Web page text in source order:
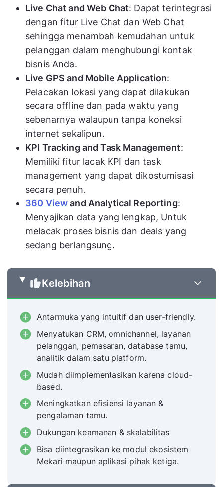
Live Chat and Web Chat: Dapat terintegrasi
dengan fitur Live Chat dan Web Chat
sehingga menambah kemudahan untuk
pelanggan dalam menghubungi kontak
bisnis Anda.
Live GPS and Mobile Application:
Pelacakan lokasi yang dapat dilakukan
secara offline dan pada waktu yang
sebenarnya walaupun tanpa koneksi
internet sekalipun.
KPI Tracking and Task Management:
Memiliki fitur lacak KPI dan task
management yang dapat dikostumisasi
secara penuh.
360 Viewand Analytical Reporting:
Menyajikan data yang lengkap, Untuk
melacak proses bisnis dan deals yang
sedang berlangsung.
Kelebihan
Antarmuka yang intuitif dan user-friendly.
Menyatukan CRM, omnichannel, layanan
pelanggan, pemasaran, database tamu,
analitik dalam satu platform.
Mudah diimplementasikan karena cloud-
based.
Meningkatkan efisiensi layanan &
pengalaman tamu.
Dukungan keamanan & skalabilitas
Bisa diintegrasikan ke modul ekosistem
Mekari maupun aplikasi pihak ketiga.